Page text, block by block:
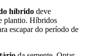
híbrido deve
plantio. Híbridos
escapar do período de